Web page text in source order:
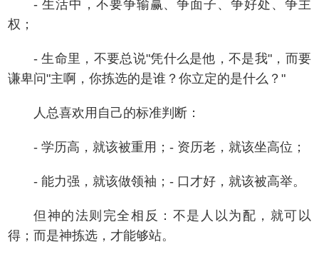
- 生活中，不要争输赢、争面子、争好处、争主
权；
- 生命里，不要总说"凭什么是他，不是我"，而要
谦卑问"主啊，你拣选的是谁？你立定的是什么？"
人总喜欢用自己的标准判断：
- 学历高，就该被重用；- 资历老，就该坐高位；
- 能力强，就该做领袖；- 口才好，就该被高举。
但神的法则完全相反：不是人以为配，就可以
得；而是神拣选，才能够站。